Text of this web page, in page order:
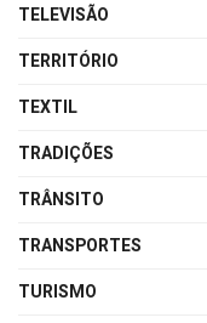
TELEVISÃO
TERRITÓRIO
TEXTIL
TRADIÇÕES
TRÂNSITO
TRANSPORTES
TURISMO